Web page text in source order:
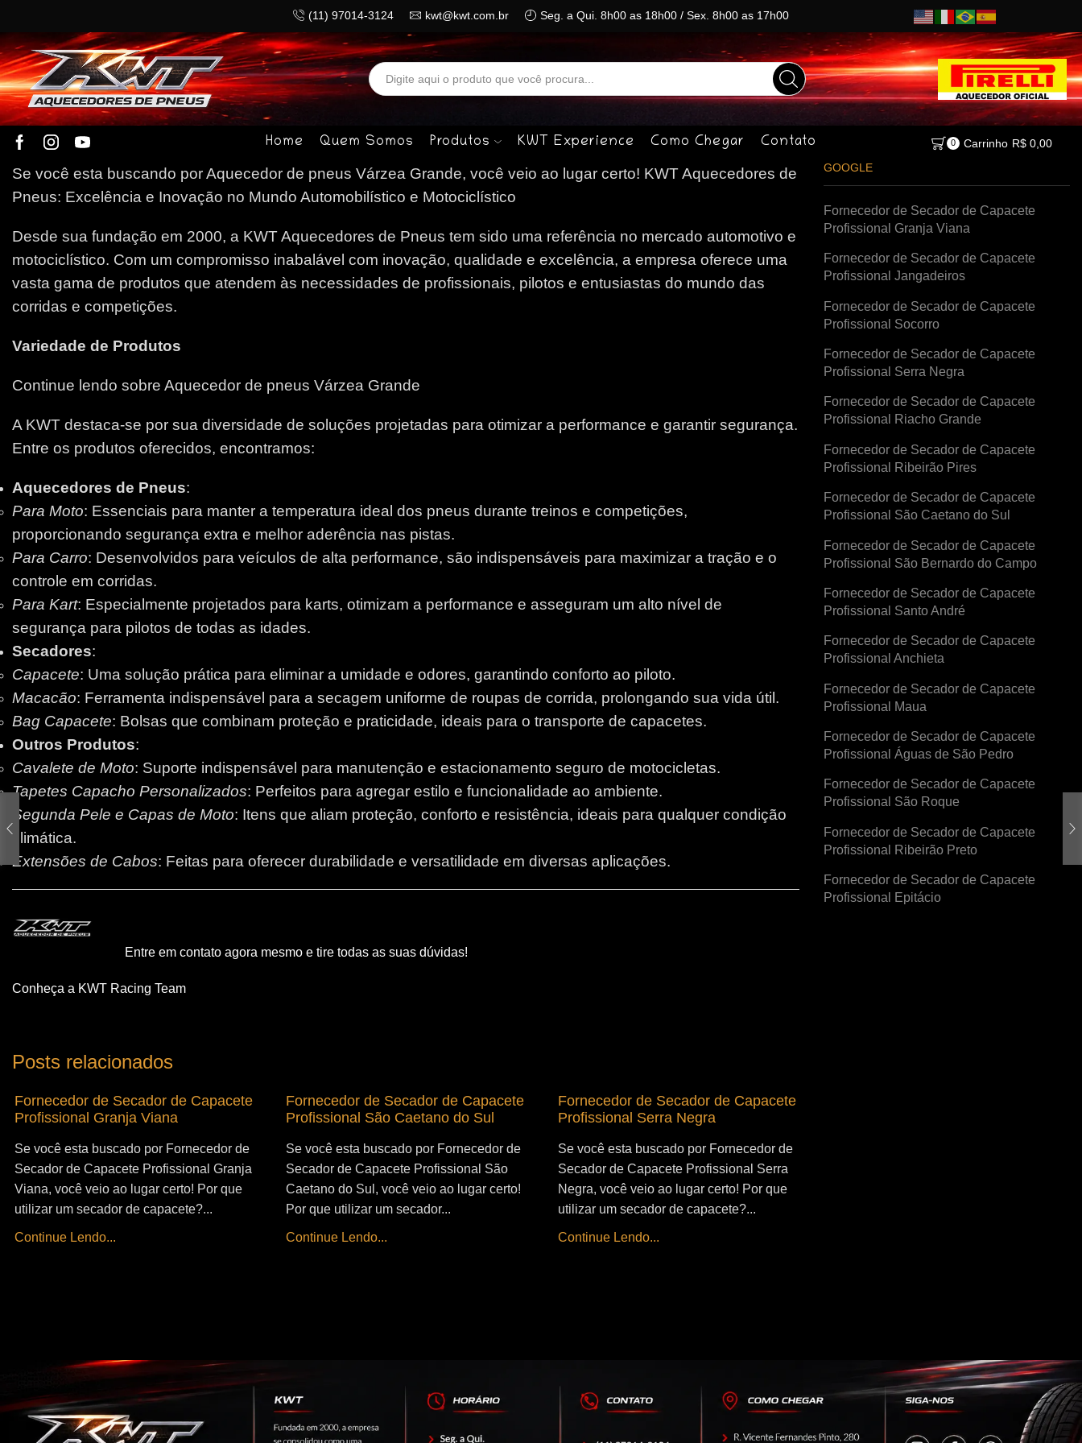
(11) 97014-3124 kwt@kwt.com.br Seg. a Qui. 8h00 as 18h00 / Sex. 8h00 as 17h00
Search
input
Home Quem Somos Produtos KWT Experience Como Chegar Contato 0 Carrinho R$0,00
Se você esta buscando por Aquecedor de pneus Várzea Grande, você veio ao lugar certo! KWT Aquecedores de
Pneus: Excelência e Inovação no Mundo Automobilístico e Motociclístico
Desde sua fundação em 2000, a KWT Aquecedores de Pneus tem sido uma referência no mercado automotivo e
motociclístico. Com um compromisso inabalável com inovação, qualidade e excelência, a empresa oferece uma
vasta gama de produtos que atendem às necessidades de profissionais, pilotos e entusiastas do mundo das
corridas e competições.
Variedade de Produtos
Continue lendo sobre Aquecedor de pneus Várzea Grande
A KWT destaca-se por sua diversidade de soluções projetadas para otimizar a performance e garantir segurança.
Entre os produtos oferecidos, encontramos:
Aquecedores de Pneus:
Para Moto: Essenciais para manter a temperatura ideal dos pneus durante treinos e competições,
proporcionando segurança extra e melhor aderência nas pistas.
Para Carro: Desenvolvidos para veículos de alta performance, são indispensáveis para maximizar a tração e o
controle em corridas.
Para Kart: Especialmente projetados para karts, otimizam a performance e asseguram um alto nível de
segurança para pilotos de todas as idades.
Secadores:
Capacete: Uma solução prática para eliminar a umidade e odores, garantindo conforto ao piloto.
Macacão: Ferramenta indispensável para a secagem uniforme de roupas de corrida, prolongando sua vida útil.
Bag Capacete: Bolsas que combinam proteção e praticidade, ideais para o transporte de capacetes.
Outros Produtos:
Cavalete de Moto: Suporte indispensável para manutenção e estacionamento seguro de motocicletas.
Tapetes Capacho Personalizados: Perfeitos para agregar estilo e funcionalidade ao ambiente.
Segunda Pele e Capas de Moto: Itens que aliam proteção, conforto e resistência, ideais para qualquer condição
climática.
Extensões de Cabos: Feitas para oferecer durabilidade e versatilidade em diversas aplicações.
Entre em contato agora mesmo e tire todas as suas dúvidas!
Conheça a KWT Racing Team
Posts relacionados
Fornecedor de Secador de Capacete
Profissional Granja Viana
Se você esta buscado por Fornecedor de
Secador de Capacete Profissional Granja
Viana, você veio ao lugar certo! Por que
utilizar um secador de capacete?...
Continue Lendo...
Fornecedor de Secador de Capacete
Profissional São Caetano do Sul
Se você esta buscado por Fornecedor de
Secador de Capacete Profissional São
Caetano do Sul, você veio ao lugar certo!
Por que utilizar um secador...
Continue Lendo...
Fornecedor de Secador de Capacete
Profissional Serra Negra
Se você esta buscado por Fornecedor de
Secador de Capacete Profissional Serra
Negra, você veio ao lugar certo! Por que
utilizar um secador de capacete?...
Continue Lendo...
GOOGLE
Fornecedor de Secador de Capacete
Profissional Granja Viana
Fornecedor de Secador de Capacete
Profissional Jangadeiros
Fornecedor de Secador de Capacete
Profissional Socorro
Fornecedor de Secador de Capacete
Profissional Serra Negra
Fornecedor de Secador de Capacete
Profissional Riacho Grande
Fornecedor de Secador de Capacete
Profissional Ribeirão Pires
Fornecedor de Secador de Capacete
Profissional São Caetano do Sul
Fornecedor de Secador de Capacete
Profissional São Bernardo do Campo
Fornecedor de Secador de Capacete
Profissional Santo André
Fornecedor de Secador de Capacete
Profissional Anchieta
Fornecedor de Secador de Capacete
Profissional Maua
Fornecedor de Secador de Capacete
Profissional Águas de São Pedro
Fornecedor de Secador de Capacete
Profissional São Roque
Fornecedor de Secador de Capacete
Profissional Ribeirão Preto
Fornecedor de Secador de Capacete
Profissional Epitácio